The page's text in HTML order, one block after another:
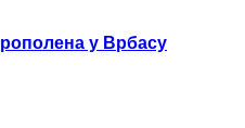
у Врбасу